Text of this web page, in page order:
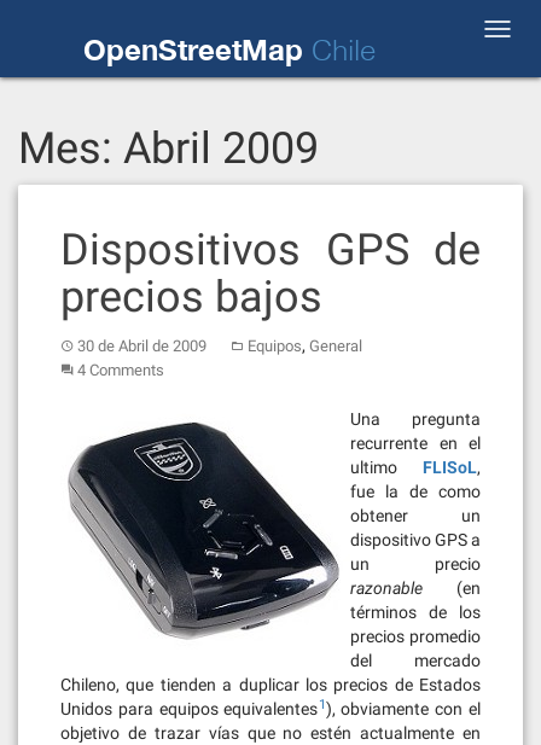
OpenStreetMap Chile
Mes: Abril 2009
Dispositivos GPS de
precios bajos
30 de Abril de 2009 Equipos, General
4 Comments
Una pregunta
recurrente en el
ultimo FLISoL,
fue la de como
obtener un
dispositivo GPS a
un precio
razonable (en
términos de los
precios promedio
del mercado
Chileno, que tienden a duplicar los precios de Estados
Unidos para equipos equivalentes1), obviamente con el
objetivo de trazar vías que no estén actualmente en